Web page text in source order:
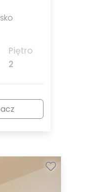
Piętro
2